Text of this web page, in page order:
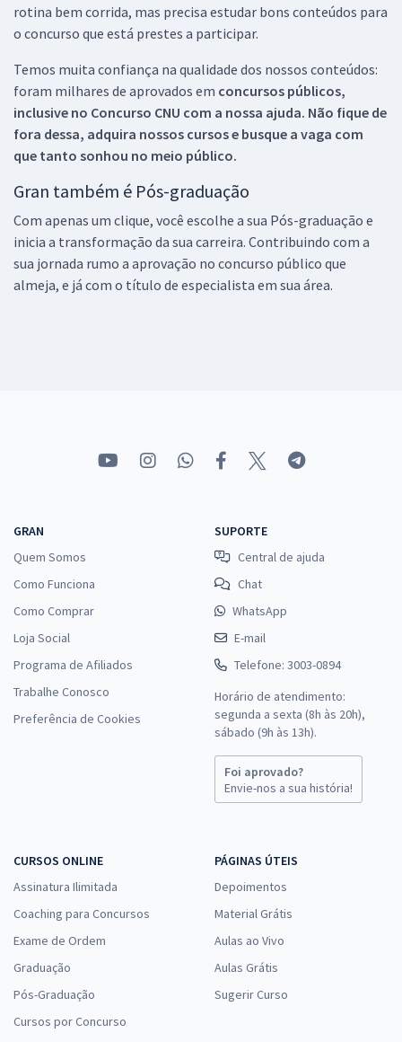
rotina bem corrida, mas precisa estudar bons conteúdos para
o concurso que está prestes a participar.
Temos muita confiança na qualidade dos nossos conteúdos:
foram milhares de aprovados em concursos públicos,
inclusive no Concurso CNU com a nossa ajuda. Não fique de
fora dessa, adquira nossos cursos e busque a vaga com
que tanto sonhou no meio público.
Gran também é Pós-graduação
Com apenas um clique, você escolhe a sua Pós-graduação e
inicia a transformação da sua carreira. Contribuindo com a
sua jornada rumo a aprovação no concurso público que
almeja, e já com o título de especialista em sua área.
GRAN
Quem Somos
Como Funciona
Como Comprar
Loja Social
Programa de Afiliados
Trabalhe Conosco
Preferência de Cookies
SUPORTE
Central de ajuda
Chat
WhatsApp
E-mail
Telefone: 3003-0894
Horário de atendimento:
segunda a sexta (8h às 20h),
sábado (9h às 13h).
Foi aprovado?
Envie-nos a sua história!
CURSOS ONLINE
Assinatura Ilimitada
Coaching para Concursos
Exame de Ordem
Graduação
Pós-Graduação
Cursos por Concurso
PÁGINAS ÚTEIS
Depoimentos
Material Grátis
Aulas ao Vivo
Aulas Grátis
Sugerir Curso